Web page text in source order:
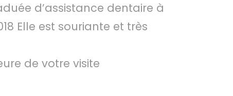
d’assistance dentaire à
Elle est souriante et très
de votre visite